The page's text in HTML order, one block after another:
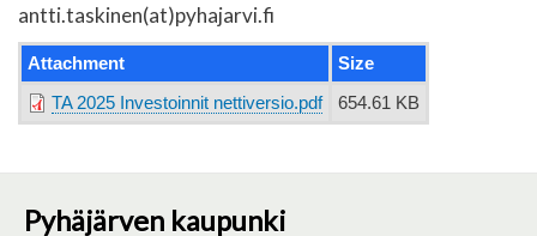
antti.taskinen(at)pyhajarvi.fi
Attachment Size
TA 2025 Investoinnit nettiversio.pdf 654.61 KB
Pyhäjärven kaupunki